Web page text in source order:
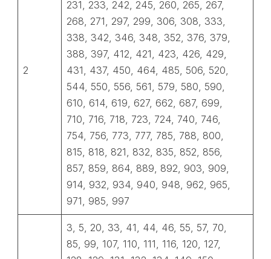
2
231, 233, 242, 245, 260, 265, 267,
268, 271, 297, 299, 306, 308, 333,
338, 342, 346, 348, 352, 376, 379,
388, 397, 412, 421, 423, 426, 429,
431, 437, 450, 464, 485, 506, 520,
544, 550, 556, 561, 579, 580, 590,
610, 614, 619, 627, 662, 687, 699,
710, 716, 718, 723, 724, 740, 746,
754, 756, 773, 777, 785, 788, 800,
815, 818, 821, 832, 835, 852, 856,
857, 859, 864, 889, 892, 903, 909,
914, 932, 934, 940, 948, 962, 965,
971, 985, 997
3, 5, 20, 33, 41, 44, 46, 55, 57, 70,
85, 99, 107, 110, 111, 116, 120, 127,